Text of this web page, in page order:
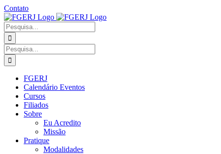
Ir
para
o
conteúdo
Contato
Facebook
Instagram
YouTube
Facebook
Grupo
Procurar
por:
Procurar
por:
FGERJ
Calendário Eventos
Cursos
Filiados
Sobre
Eu Acredito
Missão
Pratique
Modalidades